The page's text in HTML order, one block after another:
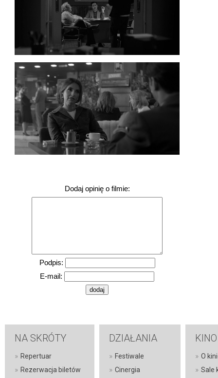
Dodaj opinię o filmie:
Podpis:
E-mail:
NA SKRÓTY
» Repertuar
» Rezerwacja biletów
DZIAŁANIA
» Festiwale
» Cinergia
KINO
» O
» Sale